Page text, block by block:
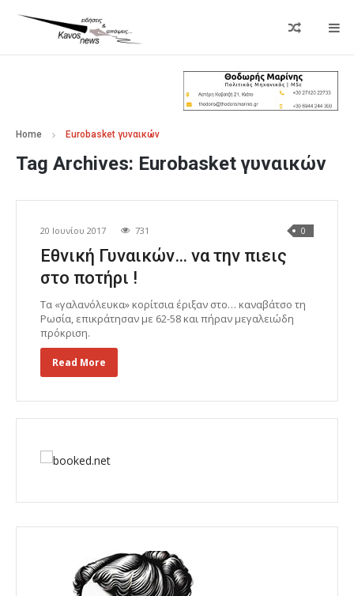
Home Eurobasket γυναικών
Tag Archives: Eurobasket γυναικών
20 Ιουνίου 2017 731 0
Εθνική Γυναικών… να την πιεις
στο ποτήρι !
Τα «γαλανόλευκα» κορίτσια έριξαν στο… καναβάτσο τη
Ρωσία, επικράτησαν με 62-58 και πήραν μεγαλειώδη
πρόκριση.
Read More